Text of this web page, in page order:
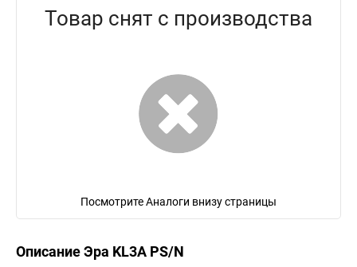
Товар снят с производства
Посмотрите Аналоги внизу страницы
Описание Эра KL3A PS/N